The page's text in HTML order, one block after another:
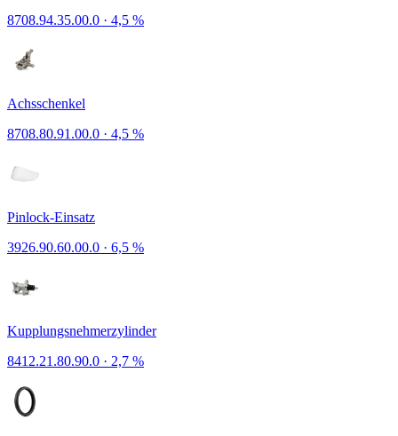
8708.94.35.00.0 · 4,5 %
Achsschenkel
8708.80.91.00.0 · 4,5 %
Pinlock-Einsatz
3926.90.60.00.0 · 6,5 %
Kupplungsnehmerzylinder
8412.21.80.90.0 · 2,7 %